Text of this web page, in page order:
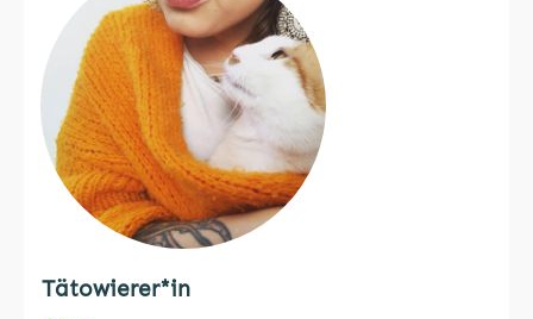
Tätowierer*in